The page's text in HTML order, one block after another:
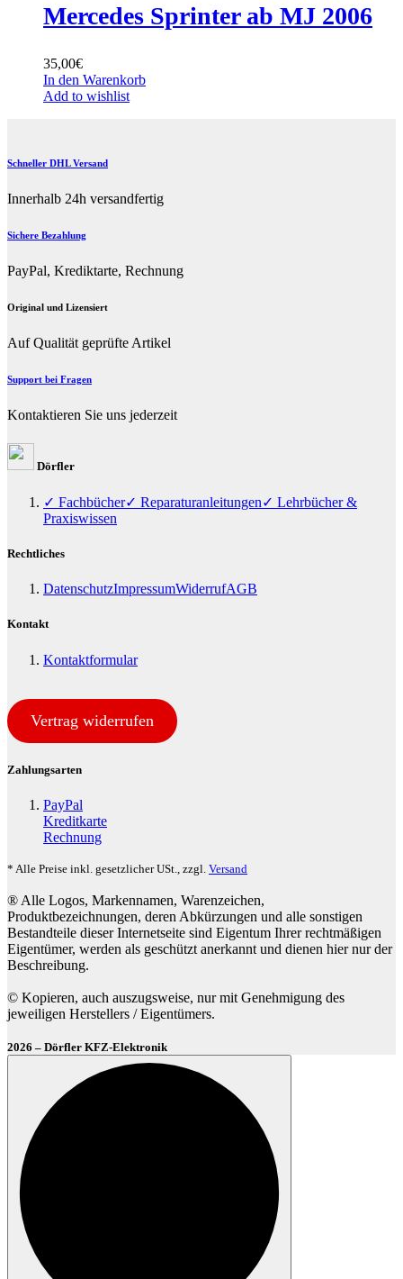
Mercedes Sprinter ab MJ 2006
35,00€
In den Warenkorb
Add to wishlist
Schneller DHL Versand
Innerhalb 24h versandfertig
Sichere Bezahlung
PayPal, Krediktarte, Rechnung
Original und Lizensiert
Auf Qualität geprüfte Artikel
Support bei Fragen
Kontaktieren Sie uns jederzeit
Dörfler
✓ Fachbücher✓ Reparaturanleitungen✓ Lehrbücher &
Praxiswissen
Rechtliches
DatenschutzImpressumWiderrufAGB
Kontakt
Kontaktformular
Vertrag widerrufen
Zahlungsarten
PayPal
Kreditkarte
Rechnung
* Alle Preise inkl. gesetzlicher USt., zzgl. Versand
® Alle Logos, Markennamen, Warenzeichen,
Produktbezeichnungen, deren Abkürzungen und alle sonstigen
Bestandteile dieser Internetseite sind Eigentum Ihrer rechtmäßigen
Eigentümer, werden als geschützt anerkannt und dienen hier nur der
Beschreibung.
© Kopieren, auch auszugsweise, nur mit Genehmigung des
jeweiligen Herstellers / Eigentümers.
2026 – Dörfler KFZ-Elektronik